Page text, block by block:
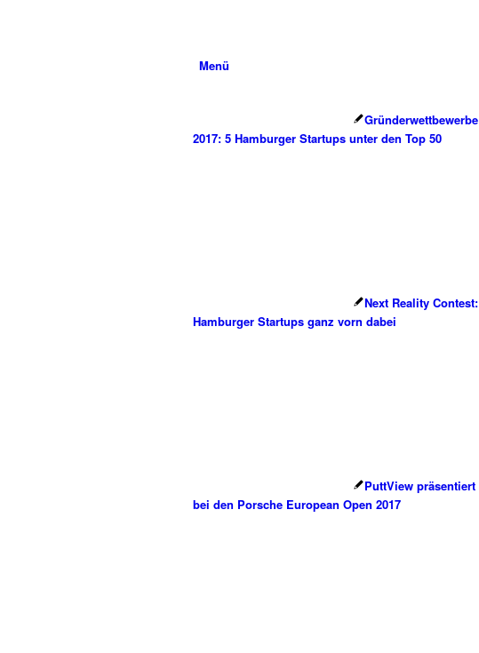
Menü
Gründerwettbewerbe
2017: 5 Hamburger Startups unter den Top 50
Next Reality Contest:
Hamburger Startups ganz vorn dabei
PuttView präsentiert
bei den Porsche European Open 2017